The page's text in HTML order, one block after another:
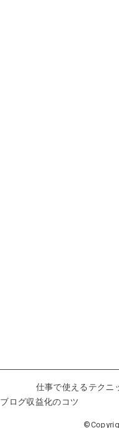
仕事で使えるテクニ
ブログ収益化のコツ